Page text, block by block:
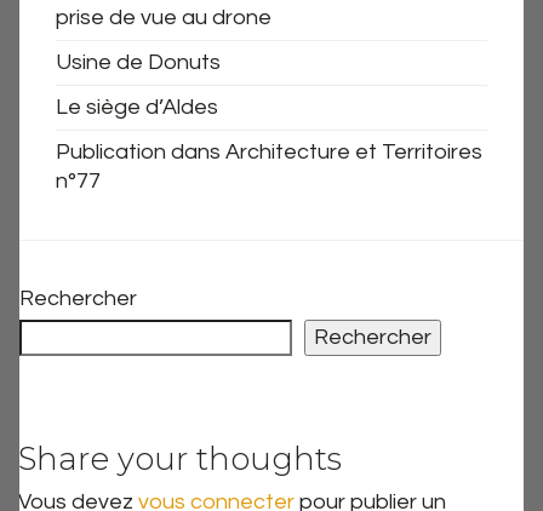
prise de vue au drone
Usine de Donuts
Le siège d’Aldes
Publication dans Architecture et Territoires
n°77
Rechercher
Rechercher
Share your thoughts
Vous devez vous connecter pour publier un